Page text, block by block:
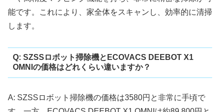
能です。これにより、家全体をスキャンし、効率的に清掃
します。
Q: SZSSロボット掃除機とECOVACS DEEBOT X1
OMNIの価格はどれくらい違いますか？
A: SZSSロボット掃除機の価格は3580円と非常に手頃で